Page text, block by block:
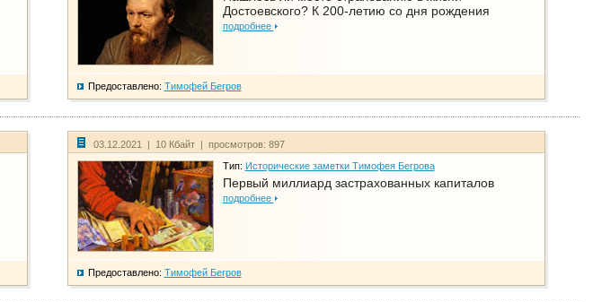
Достоевского? К 200-летию со дня рождения
подробнее
Предоставлено: Тимофей Бегров
03.12.2021 | 10 Кбайт | просмотров: 897
Тип: Исторические заметки Тимофея Бегрова
Первый миллиард застрахованных капиталов
подробнее
Предоставлено: Тимофей Бегров